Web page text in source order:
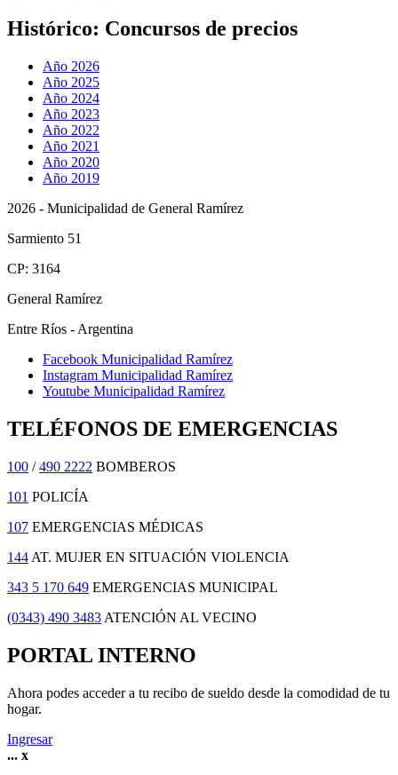
Histórico: Concursos de precios
Año 2026
Año 2025
Año 2024
Año 2023
Año 2022
Año 2021
Año 2020
Año 2019
2026 - Municipalidad de General Ramírez
Sarmiento 51
CP: 3164
General Ramírez
Entre Ríos - Argentina
Facebook Municipalidad Ramírez
Instagram Municipalidad Ramírez
Youtube Municipalidad Ramírez
TELÉFONOS DE EMERGENCIAS
100 /490 2222 BOMBEROS
101 POLICÍA
107 EMERGENCIAS MÉDICAS
144 AT. MUJER EN SITUACIÓN VIOLENCIA
343 5 170 649 EMERGENCIAS MUNICIPAL
(0343) 490 3483 ATENCIÓN AL VECINO
PORTAL INTERNO
Ahora podes acceder a tu recibo de sueldo desde la comodidad de tu
hogar.
Ingresar
... x